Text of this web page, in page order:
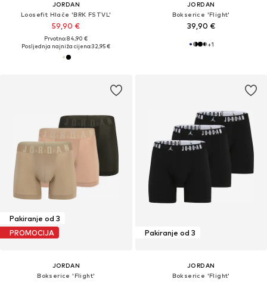
JORDAN
Loosefit Hlače 'BRK FSTVL'
59,90 €
Prvotno: 84,90 €
Posljednja najniža cijena:32,95 €
JORDAN
Bokserice 'Flight'
39,90 €
+1
Pakiranje od 3
PROMOCIJA
JORDAN
Bokserice 'Flight'
Pakiranje od 3
JORDAN
Bokserice 'Flight'